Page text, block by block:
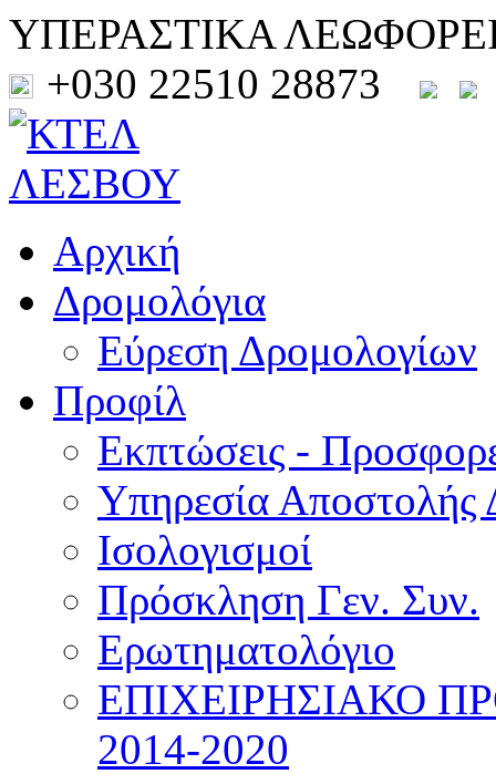
ΥΠΕΡΑΣΤΙΚΑ
+030 22510 28873
Αρχική
Δρομολόγια
Εύρεση Δρομολογίων
Προφίλ
Εκπτώσεις -
Υπηρεσία Αποστολής
Ισολογισμοί
Πρόσκληση Γεν. Συν.
Ερωτηματολόγιο
ΕΠΙΧΕΙΡΗΣΙΑΚΟ
2014-2020